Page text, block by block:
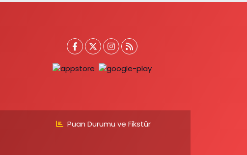
Puan Durumu ve Fikstür